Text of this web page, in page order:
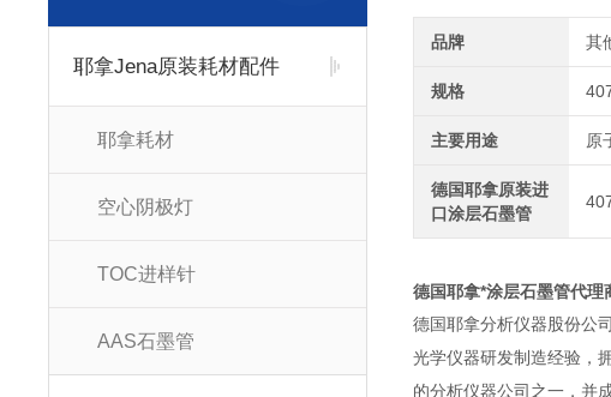
耶拿Jena原装耗材配件
耶拿耗材
空心阴极灯
TOC进样针
AAS石墨管
品牌 其
规格
主要用途 原
德国耶拿原装进
口涂层石墨管
德国耶拿*涂层石墨管代理
德国耶拿分析仪器股份公
光学仪器研发制造经验，
的分析仪器公司之一，并